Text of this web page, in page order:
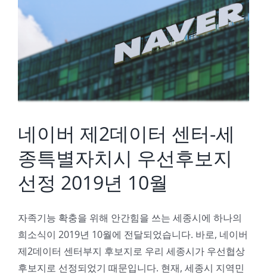
네이버 제2데이터 센터-세
종특별자치시 우선후보지
선정 2019년 10월
자족기능 확충을 위해 안간힘을 쓰는 세종시에 하나의
희소식이 2019년 10월에 전달되었습니다. 바로, 네이버
제2데이터 센터부지 후보지로 우리 세종시가 우선협상
후보지로 선정되었기 때문입니다. 현재, 세종시 지역민